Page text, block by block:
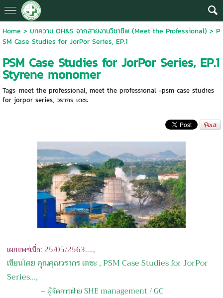
Home > บทความ OH&S จากสายงานวิชาชีพ (Meet the Professional) > P
SM Case Studies for JorPor Series, EP.1
PSM Case Studies for JorPor Series, EP.1
Styrene monomer
Tags: meet the professional, meet the professional -psm case studies
for jorpor series, วรากร เดชะ
เผยแพร่เมื่อ: 25/05/2563....,
เขียนโดย คุณคุณวรากร เดชะ , PSM Case Studies for JorPor
Series...,
– ผู้จัดการฝ่าย SHE management / GC